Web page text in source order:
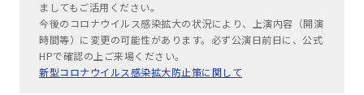
ましてもご活用ください。
今後のコロナウイルス感染拡大の状況により、上演内容（開演
時間等）に変更の可能性があります。必ず公演日前日に、公式
HPで確認の上ご来場ください。
新型コロナウイルス感染拡大防止策に関して